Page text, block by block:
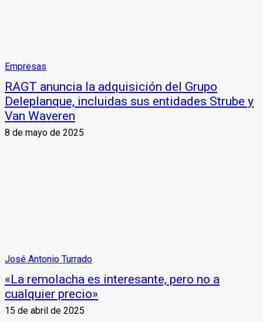
Empresas
RAGT anuncia la adquisición del Grupo
Deleplanque, incluidas sus entidades Strube y
Van Waveren
8 de mayo de 2025
José Antonio Turrado
«La remolacha es interesante, pero no a
cualquier precio»
15 de abril de 2025